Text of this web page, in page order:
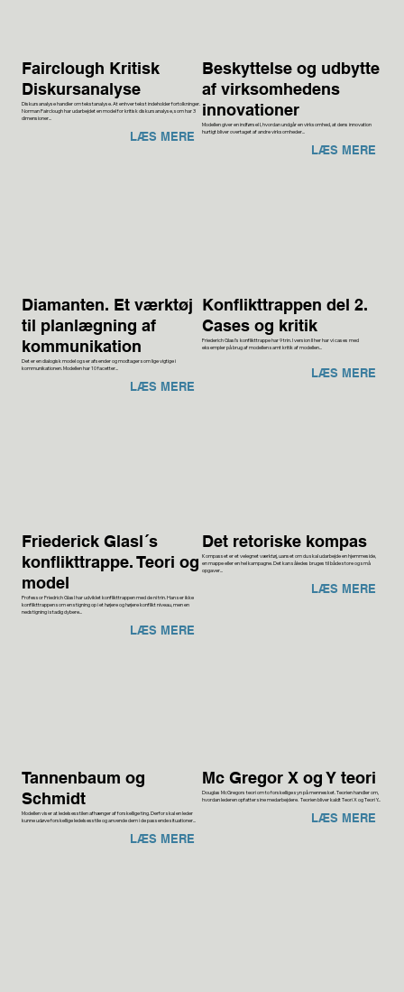
Fairclough Kritisk
Diskursanalyse
Diskursanalyse handler om tekstanalyse. At enhver tekst indeholder fortolkninger.
Norman Fairclough har udarbejdet en model for kritisk diskursanalyse, som har 3
dimensioner...
LÆS MERE
Beskyttelse og udbytte
af virksomhedens
innovationer
Modellen giver en indførsel I, hvordan undgår en virksomhed, at dens innovation
hurtigt bliver overtaget af andre virksomheder...
LÆS MERE
Diamanten. Et værktøj
til planlægning af
kommunikation
Det er en dialogisk model og ser afsender og modtager som lige vigtige i
kommunikationen. Modellen har 10 facetter...
LÆS MERE
Konflikttrappen del 2.
Cases og kritik
Friederich Glasl's konflikttrappe har 9 trin. I version II her har vi cases med
eksempler på brug af modellen samt kritik af modellen...
LÆS MERE
Friederick Glasl´s
konflikttrappe. Teori og
model
Professor Friedrich Glasl har udviklet konflikttrappen med de ni trin. Han ser ikke
konflikttrappen som en stigning op i et højere og højere konflikt niveau, men en
nedstigning i stadig dybere...
LÆS MERE
Det retoriske kompas
Kompasset er et velegnet værktøj, uanset om du skal udarbejde en hjemmeside,
en mappe eller en hel kampagne. Det kan således bruges til både store og små
opgaver...
LÆS MERE
Tannenbaum og
Schmidt
Modellen viser at ledelsesstilen afhænger af forskellige ting. Derfor skal en leder
kunne udøve forskellige ledelsesstile og anvende dem i de passende situationer...
LÆS MERE
Mc Gregor X og Y teori
Douglas McGregors teori om to forskellige syn på mennesket. Teorien handler om,
hvordan lederen opfatter sine medarbejdere. Teorien bliver kaldt Teori X og Teori Y...
LÆS MERE